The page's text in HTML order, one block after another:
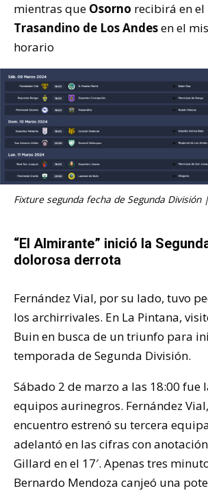
mientras que Osorno recibirá en el
Trasandino de Los Andesen el
horario
Fixture segunda fecha de Segunda División
“El Almirante” inició la
dolorosa derrota
Fernández Vial, por su lado, tuvo
los archirrivales. En La Pintana,
Buin en busca de un triunfo para
temporada de Segunda División.
Sábado 2 de marzo a las 18:00 fue
equipos aurinegros. Fernández
encuentro estrenó su tercera
adelantó en las cifras con
Gillard en el 17′. Apenas tres
Bernardo Mendoza canjeó una